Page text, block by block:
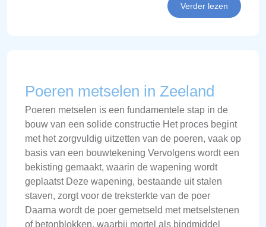
Verder lezen
Poeren metselen in Zeeland
Poeren metselen is een fundamentele stap in de
bouw van een solide constructie Het proces begint
met het zorgvuldig uitzetten van de poeren, vaak op
basis van een bouwtekening Vervolgens wordt een
bekisting gemaakt, waarin de wapening wordt
geplaatst Deze wapening, bestaande uit stalen
staven, zorgt voor de treksterkte van de poer
Daarna wordt de poer gemetseld met metselstenen
of betonblokken, waarbij mortel als bindmiddel